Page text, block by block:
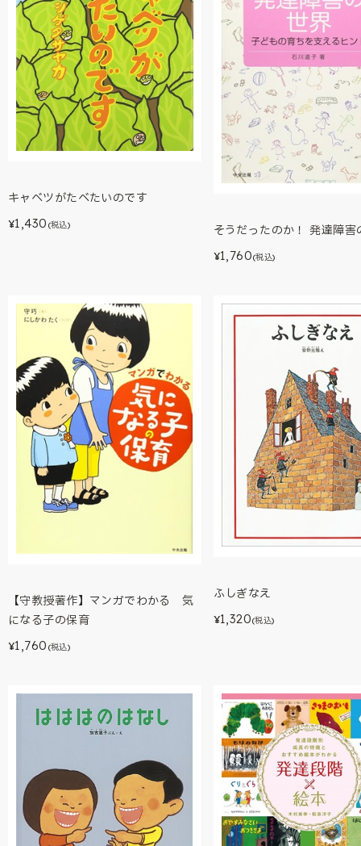
キャベツがたべたいのです
¥1,430 (税込) そうだったのか！ 発達障害
¥1,760(税込)
【守教授著作】マンガでわかる 気
になる子の保育
¥1,760 (税込)
ふしぎなえ
¥1,320(税込)